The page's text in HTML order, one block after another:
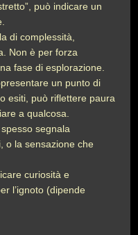
può indicare un
di complessità,
Non è per forza
fase di esplorazione.
un punto di
esiti, può riflettere paura
a qualcosa.
spesso segnala
o la sensazione che
curiosità e
l’ignoto (dipende